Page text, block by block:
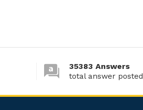
35383 Answers
total answer posted